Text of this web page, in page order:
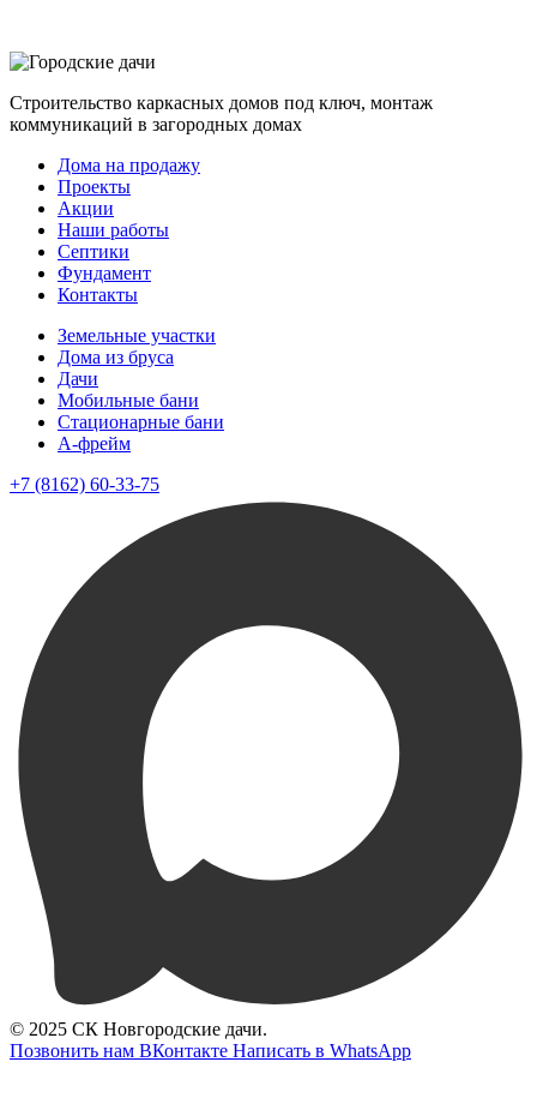
Строительство каркасных домов под ключ, монтаж
коммуникаций в загородных домах
Дома на продажу
Проекты
Акции
Наши работы
Септики
Фундамент
Контакты
Земельные участки
Дома из бруса
Дачи
Мобильные бани
Стационарные бани
A-фрейм
+7 (8162) 60-33-75
© 2025 СК Новгородские дачи.
Позвонить нам ВКонтакте Написать в WhatsApp